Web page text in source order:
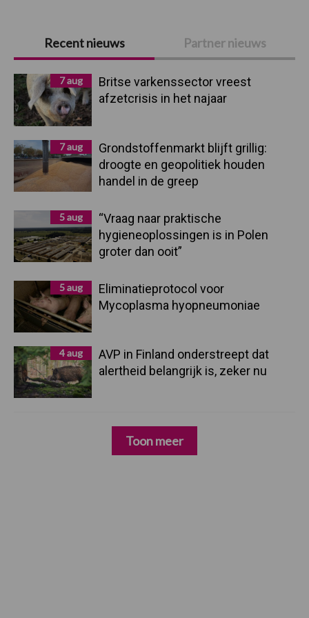
Primaire
Sidebar
Recent nieuws Partner nieuws
7 aug
Britse varkenssector vreest
afzetcrisis in het najaar
7 aug
Grondstoffenmarkt blijft grillig:
droogte en geopolitiek houden
handel in de greep
5 aug
“Vraag naar praktische
hygieneoplossingen is in Polen
groter dan ooit”
5 aug
Eliminatieprotocol voor
Mycoplasma hyopneumoniae
4 aug
AVP in Finland onderstreept dat
alertheid belangrijk is, zeker nu
Toon meer